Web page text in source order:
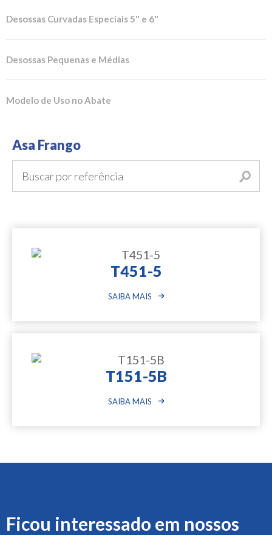
Desossas Curvadas Especiais 5" e 6"
Desossas Pequenas e Médias
Modelo de Uso no Abate
Asa Frango
T451-5
SAIBA MAIS
T151-5B
SAIBA MAIS
Ficou interessado em nossos